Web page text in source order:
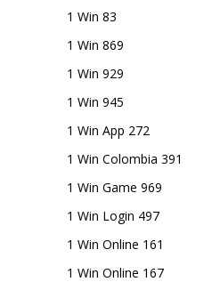
1 Win 83
1 Win 869
1 Win 929
1 Win 945
1 Win App 272
1 Win Colombia 391
1 Win Game 969
1 Win Login 497
1 Win Online 161
1 Win Online 167